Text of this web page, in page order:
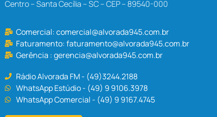
Centro – Santa Cecília – SC – CEP – 89540-000
Comercial:comercial@alvorada945.com.br
Faturamento:faturamento@alvorada945.com.br
Gerência :gerencia@alvorada945.com.br
Rádio Alvorada FM - (49)3244.2188
WhatsApp Estúdio - (49) 9 9106.3978
WhatsApp Comercial - (49) 9 9167.4745